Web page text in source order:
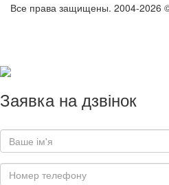
Все права защищены. 2004-2026
Заявка на дзвінок